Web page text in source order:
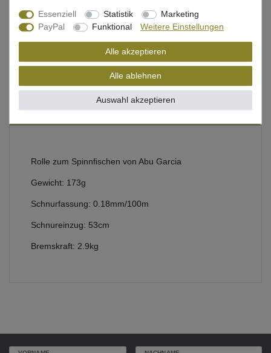
Beschreibung
Bewertung
Produktsicherheit
Rolle zum Spinnfischen von Abu Garcia
Gewicht: 173g
Schnurfassung: 0.18mm/100m
Schnureinzug: 53cm
Bremskraft: 2.9kg
Essenziell Statistik
Marketing
PayPal
Funktional Weitere Einstellungen
Alle akzeptieren
Alle ablehnen
Auswahl akzeptieren